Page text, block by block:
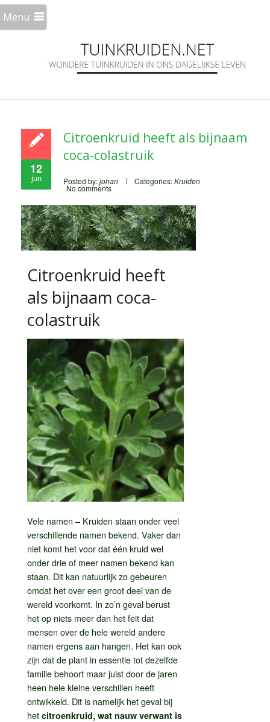
Menu
12
jun
Citroenkruid heeft als bijnaam
coca-colastruik
Posted by:johan Categories:Kruiden
No comments
Citroenkruid heeft
als bijnaam coca-
colastruik
Vele namen – Kruiden staan onder veel
verschillende namen bekend. Vaker dan
niet komt het voor dat één kruid wel
onder drie of meer namen bekend kan
staan. Dit kan natuurlijk zo gebeuren
omdat het over een groot deel van de
wereld voorkomt. In zo’n geval berust
het op niets meer dan het feit dat
mensen over de hele wereld andere
namen ergens aan hangen. Het kan ook
zijn dat de plant in essentie tot dezelfde
familie behoort maar juist door de jaren
heen hele kleine verschillen heeft
ontwikkeld. Dit is namelijk het geval bij
het citroenkruid, wat nauw verwant is